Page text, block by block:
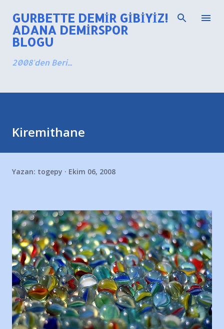
Ana içeriğe atla
GURBETTE DEMIR GIBIYIZ!
ADANA DEMIRSPOR
BLOGU
2008'den Beri...
Kiremithane
Yazan: togepy Ekim 06, 2008